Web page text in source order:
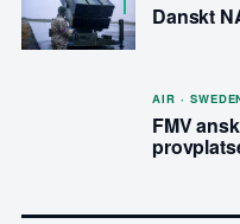
Danskt
AIR ·
FMV